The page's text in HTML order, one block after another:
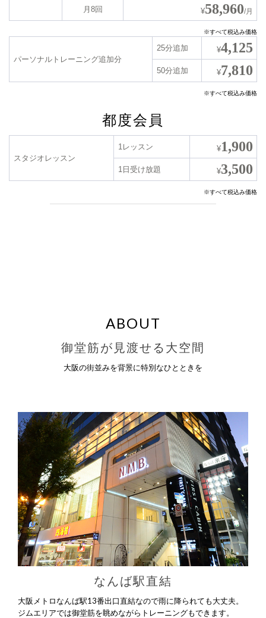
月8回 ¥58,960/月
※すべて税込み価格
パーソナルトレーニング追加分
25分追加 ¥4,125
50分追加 ¥7,810
※すべて税込み価格
都度会員
スタジオレッスン
1レッスン ¥1,900
1日受け放題 ¥3,500
※すべて税込み価格
ABOUT
御堂筋が見渡せる大空間
大阪の街並みを背景に特別なひとときを
なんば駅直結
大阪メトロなんば駅13番出口直結なので雨に降られても大丈夫。
ジムエリアでは御堂筋を眺めながらトレーニングもできます。